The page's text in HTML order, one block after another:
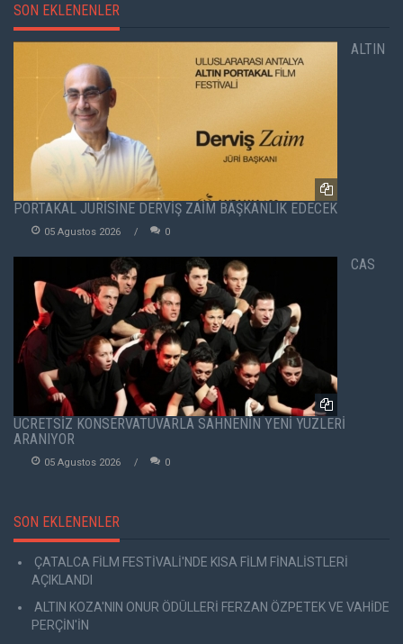
SON EKLENENLER
ALTIN
PORTAKAL JÜRİSİNE DERVİŞ ZAİM BAŞKANLIK EDECEK
05 Agustos 2026 0
CAS
ÜCRETSİZ KONSERVATUVARLA SAHNENİN YENİ YÜZLERİ
ARANIYOR
05 Agustos 2026 0
SON EKLENENLER
ÇATALCA FİLM FESTİVALİ'NDE KISA FİLM FİNALİSTLERİ
AÇIKLANDI
ALTIN KOZA'NIN ONUR ÖDÜLLERİ FERZAN ÖZPETEK VE VAHİDE
PERÇİN'İN